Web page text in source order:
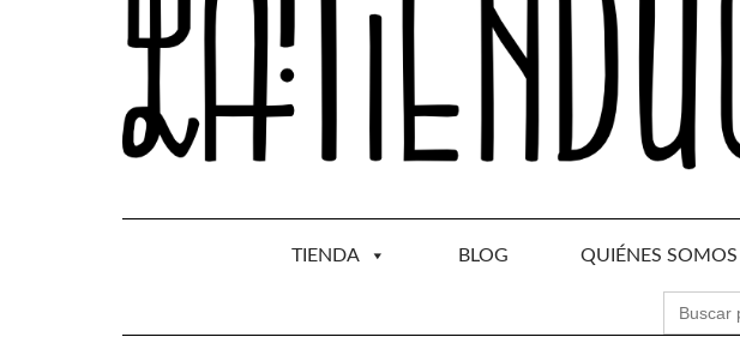
TIENDA BLOG QUIÉNES SOMOS
BUSCAR: